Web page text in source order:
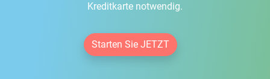
Kreditkarte notwendig.
Starten Sie JETZT